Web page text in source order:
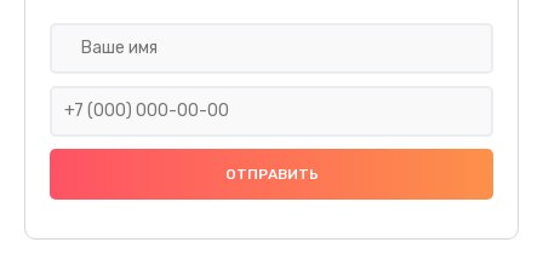
Чистка ноутбука от пыли
500 руб.